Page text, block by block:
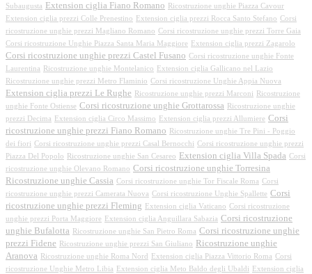
Subaugusta
Extension ciglia Fiano Romano
Ricostruzione unghie Piazza Cavour
Extension ciglia prezzi Colle Prenestino
Extension ciglia prezzi Rocca Santo Stefano Corsi
ricostruzione unghie prezzi Magliano Romano Corsi ricostruzione unghie prezzi Torre Gaia
Corsi ricostruzione Unghie Piazza Santa Maria Maggiore
Extension ciglia prezzi Zagarolo
Corsi ricostruzione unghie prezzi Castel Fusano Corsi ricostruzione unghie Fonte
Laurentina
Ricostruzione unghie Montelanico
Extension ciglia Gallicano nel Lazio
Ricostruzione unghie prezzi Metro Flaminio Corsi ricostruzione Unghie Appia Nuova
Extension ciglia prezzi Le Rughe Ricostruzione unghie prezzi Marconi
Ricostruzione
unghie Fonte Ostiense Corsi ricostruzione unghie Grottarossa
Ricostruzione unghie
prezzi Decima
Extension ciglia Circo Massimo Extension ciglia prezzi Allumiere Corsi
ricostruzione unghie prezzi Fiano Romano
Ricostruzione unghie Tre Pini - Poggio
dei fiori Corsi ricostruzione unghie prezzi Casal Bernocchi Corsi ricostruzione unghie prezzi
Piazza Del Popolo
Ricostruzione unghie San Cesareo Extension ciglia Villa Spada Corsi
ricostruzione unghie Olevano Romano Corsi ricostruzione unghie Torresina
Ricostruzione unghie Cassia Corsi ricostruzione unghie Tor Fiscale Roma Corsi
ricostruzione unghie prezzi Camerata Nuova Corsi ricostruzione Unghie Spallette Corsi
ricostruzione unghie prezzi Fleming
Extension ciglia Vaticano Corsi ricostruzione
unghie prezzi Porta Maggiore
Extension ciglia Anguillara Sabazia Corsi ricostruzione
unghie Bufalotta
Ricostruzione unghie San Pietro Roma Corsi ricostruzione unghie
prezzi Fidene
Ricostruzione unghie prezzi San Giuliano
Ricostruzione unghie
Aranova
Ricostruzione unghie Roma Nord Extension ciglia Piazza Vittorio Roma Corsi
ricostruzione Unghie Metro Libia
Extension ciglia Meto Baldo degli Ubaldi
Extension ciglia